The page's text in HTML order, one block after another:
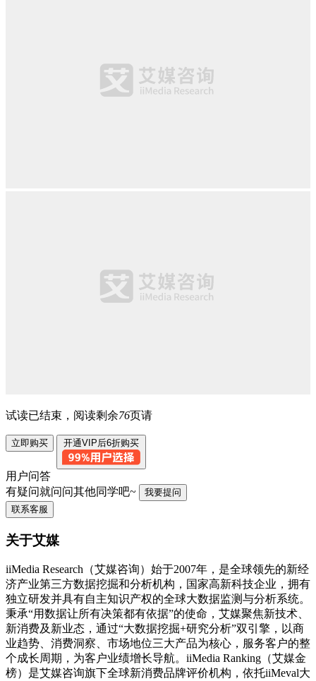
试读已结束，阅读剩余76页请
立即购买 开通VIP后6折购买
用户问答
有疑问就问问其他同学吧~
我要提问
联系客服
关于艾媒
iiMedia Research（艾媒咨询）始于2007年，是全球领先的新经
济产业第三方数据挖掘和分析机构，国家高新科技企业，拥有
独立研发并具有自主知识产权的全球大数据监测与分析系统。
秉承“用数据让所有决策都有依据”的使命，艾媒聚焦新技术、
新消费及新业态，通过“大数据挖掘+研究分析”双引擎，以商
业趋势、消费洞察、市场地位三大产品为核心，服务客户的整
个成长周期，为客户业绩增长导航。iiMedia Ranking（艾媒金
榜）是艾媒咨询旗下全球新消费品牌评价机构，依托iiMeval大